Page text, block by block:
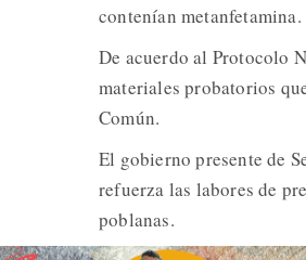
contenían metanfetamina.
De acuerdo al Protocolo
materiales probatorios
Común.
El gobierno presente de
refuerza las labores de
poblanas.